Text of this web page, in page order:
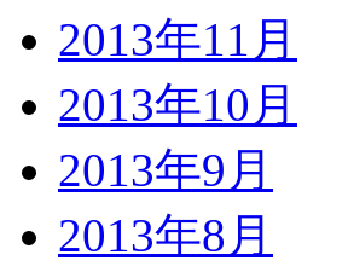
2013年11月
2013年10月
2013年9月
2013年8月